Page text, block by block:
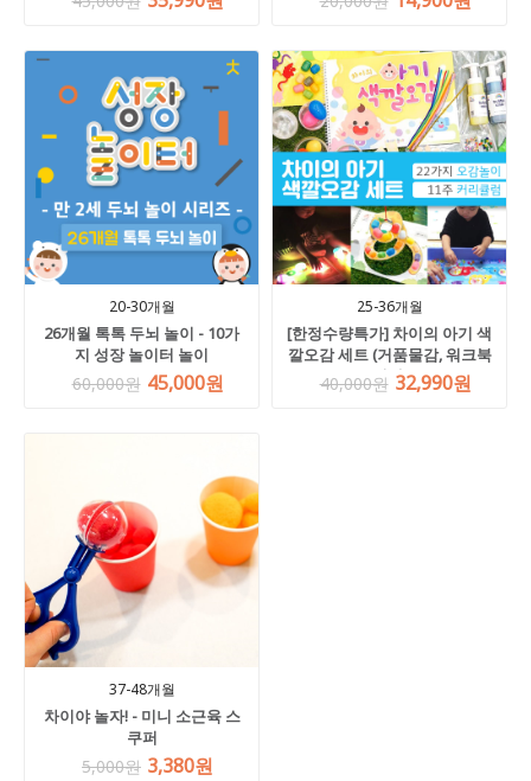
20-30개월
26개월 톡톡 두뇌 놀이 - 10가
지 성장 놀이터 놀이
60,000원 45,000원
25-36개월
[한정수량특가] 차이의 아기 색
깔오감 세트 (거품물감, 워크북
선택)
40,000원 32,990원
37-48개월
차이야 놀자! - 미니 소근육 스
쿠퍼
5,000원 3,380원